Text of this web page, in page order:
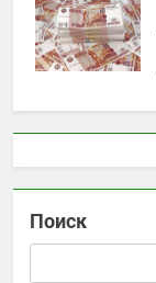
Поиск